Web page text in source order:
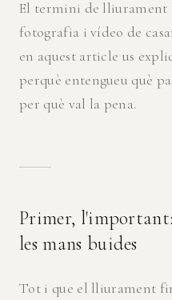
El termini de lliurament
fotografia i vídeo de
en aquest article us
perquè entengueu què
per què val la pena.
Primer,
les mans buides
Tot i que el lliurament